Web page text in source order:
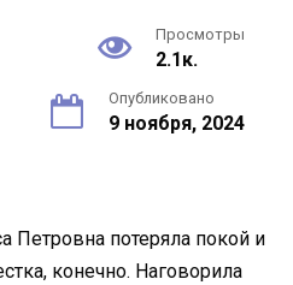
Просмотры
2.1к.
Опубликовано
9 ноября, 2024
Петровна потеряла покой и
конечно. Наговорила